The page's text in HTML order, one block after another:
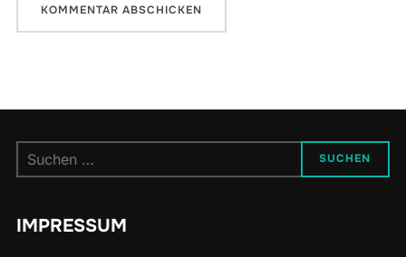
nach:
SUCHEN
IMPRESSUM